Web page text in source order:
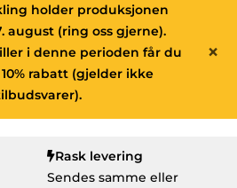
×
holder produksjonen
august (ring oss gjerne).
i denne perioden får du
rabatt (gjelder ikke
Rask levering
Sendes samme eller